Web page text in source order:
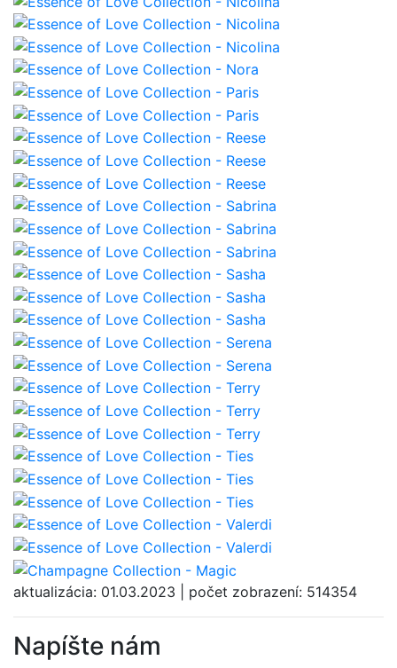
aktualizácia: 01.03.2023 | počet zobrazení: 514354
Napíšte nám